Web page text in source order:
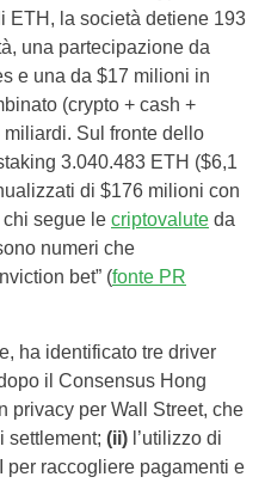
ETH, la società detiene 193
una partecipazione da
e una da $17 milioni in
(crypto + cash +
miliardi. Sul fronte dello
3.040.483 ETH ($6,1
di $176 milioni con
segue le criptovalute da
numeri che
bet” (fonte PR
ha identificato tre driver
il Consensus Hong
privacy per Wall Street, che
settlement; (ii) l’utilizzo di
per raccogliere pagamenti e